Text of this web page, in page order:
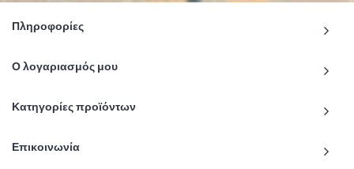
Πληροφορίες
Ο λογαριασμός μου
Κατηγορίες προϊόντων
Επικοινωνία